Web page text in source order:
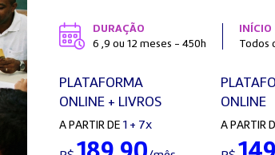
DURAÇÃO
6 ,9 ou 12 meses - 450h
INÍCIO
Todos
PLATAFORMA
ONLINE + LIVROS
A PARTIR DE 1 + 7x
ONLINE
A PARTIR